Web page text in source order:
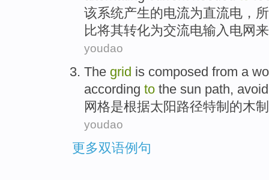
该系统产生的电流为直流电 ，
比将其转化为交流电输入电网
youdao
The grid is composed from a
according to the sun path,
网格是根据太阳路径特制 的木制
youdao
更多双语例句